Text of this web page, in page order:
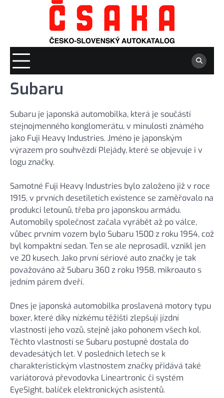
Subaru
Subaru je japonská automobilka, která je součástí
stejnojmenného konglomerátu, v minulosti známého
jako Fuji Heavy Industries. Jméno je japonským
výrazem pro souhvězdí Plejády, které se objevuje i v
logu značky.
Samotné Fuji Heavy Industries bylo založeno již v roce
1915, v prvních desetiletích existence se zaměřovalo na
produkci letounů, třeba pro japonskou armádu.
Automobily společnost začala vyrábět až po válce,
vůbec prvním vozem bylo Subaru 1500 z roku 1954, což
byl kompaktní sedan. Ten se ale neprosadil, vznikl jen
ve 20 kusech. Jako první sériové auto značky je tak
považováno až Subaru 360 z roku 1958, mikroauto s
jedním párem dveří.
Dnes je japonská automobilka proslavená motory typu
boxer, které díky nízkému těžišti zlepšují jízdní
vlastnosti jeho vozů, stejně jako pohonem všech kol.
Těchto vlastností se Subaru postupně dostala do
devadesátých let. V posledních letech se k
charakteristickým vlastnostem značky přidává také
variátorová převodovka Lineartronic či systém
EyeSight, balíček elektronických asistentů.